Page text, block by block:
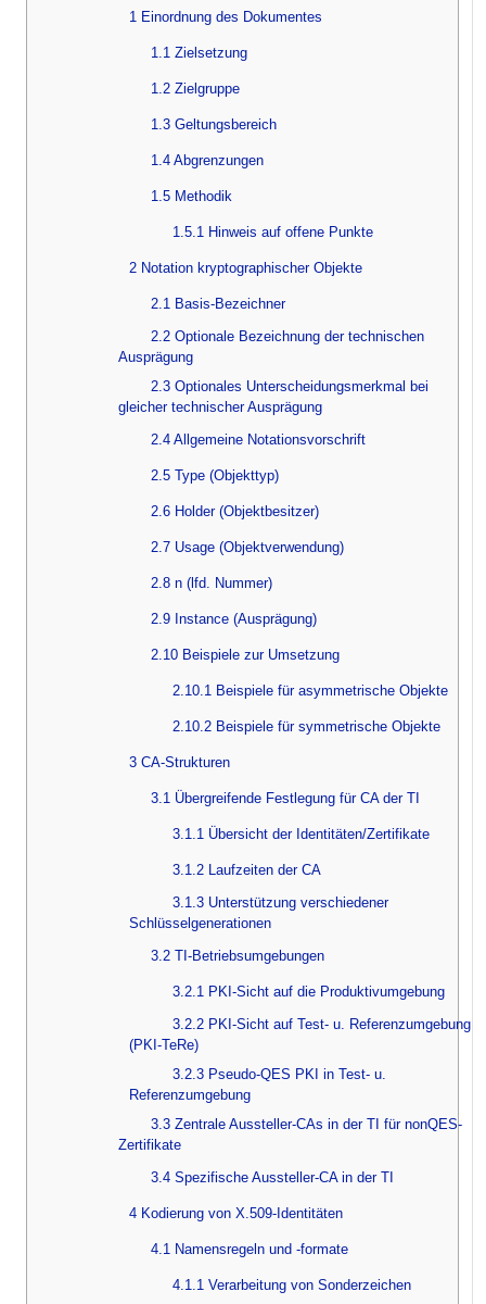
1 Einordnung des Dokumentes
1.1 Zielsetzung
1.2 Zielgruppe
1.3 Geltungsbereich
1.4 Abgrenzungen
1.5 Methodik
1.5.1 Hinweis auf offene Punkte
2 Notation kryptographischer Objekte
2.1 Basis-Bezeichner
2.2 Optionale Bezeichnung der technischen
Ausprägung
2.3 Optionales Unterscheidungsmerkmal bei
gleicher technischer Ausprägung
2.4 Allgemeine Notationsvorschrift
2.5 Type (Objekttyp)
2.6 Holder (Objektbesitzer)
2.7 Usage (Objektverwendung)
2.8 n (lfd. Nummer)
2.9 Instance (Ausprägung)
2.10 Beispiele zur Umsetzung
2.10.1 Beispiele für asymmetrische Objekte
2.10.2 Beispiele für symmetrische Objekte
3 CA-Strukturen
3.1 Übergreifende Festlegung für CA der TI
3.1.1 Übersicht der Identitäten/Zertifikate
3.1.2 Laufzeiten der CA
3.1.3 Unterstützung verschiedener
Schlüsselgenerationen
3.2 TI-Betriebsumgebungen
3.2.1 PKI-Sicht auf die Produktivumgebung
3.2.2 PKI-Sicht auf Test- u. Referenzumgebung
(PKI-TeRe)
3.2.3 Pseudo-QES PKI in Test- u.
Referenzumgebung
3.3 Zentrale Aussteller-CAs in der TI für nonQES-
Zertifikate
3.4 Spezifische Aussteller-CA in der TI
4 Kodierung von X.509-Identitäten
4.1 Namensregeln und -formate
4.1.1 Verarbeitung von Sonderzeichen